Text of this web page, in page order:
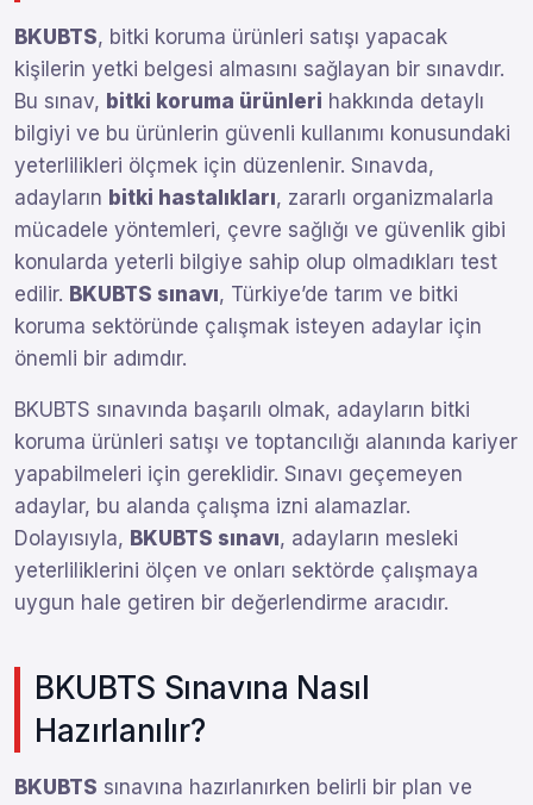
BKUBTS, bitki koruma ürünleri satışı yapacak
kişilerin yetki belgesi almasını sağlayan bir sınavdır.
Bu sınav, bitki koruma ürünleri hakkında detaylı
bilgiyi ve bu ürünlerin güvenli kullanımı konusundaki
yeterlilikleri ölçmek için düzenlenir. Sınavda,
adayların bitki hastalıkları, zararlı organizmalarla
mücadele yöntemleri, çevre sağlığı ve güvenlik gibi
konularda yeterli bilgiye sahip olup olmadıkları test
edilir. BKUBTS sınavı, Türkiye’de tarım ve bitki
koruma sektöründe çalışmak isteyen adaylar için
önemli bir adımdır.
BKUBTS sınavında başarılı olmak, adayların bitki
koruma ürünleri satışı ve toptancılığı alanında kariyer
yapabilmeleri için gereklidir. Sınavı geçemeyen
adaylar, bu alanda çalışma izni alamazlar.
Dolayısıyla, BKUBTS sınavı, adayların mesleki
yeterliliklerini ölçen ve onları sektörde çalışmaya
uygun hale getiren bir değerlendirme aracıdır.
BKUBTS Sınavına Nasıl
Hazırlanılır?
BKUBTS sınavına hazırlanırken belirli bir plan ve